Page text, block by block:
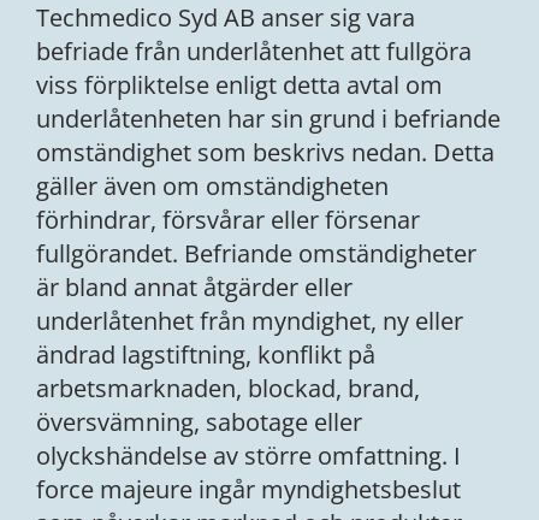
Techmedico Syd AB anser sig vara
befriade från underlåtenhet att fullgöra
viss förpliktelse enligt detta avtal om
underlåtenheten har sin grund i befriande
omständighet som beskrivs nedan. Detta
gäller även om omständigheten
förhindrar, försvårar eller försenar
fullgörandet. Befriande omständigheter
är bland annat åtgärder eller
underlåtenhet från myndighet, ny eller
ändrad lagstiftning, konflikt på
arbetsmarknaden, blockad, brand,
översvämning, sabotage eller
olyckshändelse av större omfattning. I
force majeure ingår myndighetsbeslut